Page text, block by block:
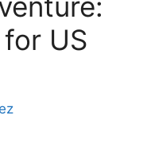
US